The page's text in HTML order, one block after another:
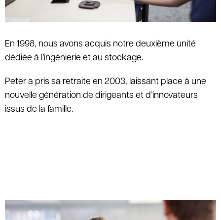
En 1998, nous avons acquis notre deuxième unité
dédiée à l’ingénierie et au stockage.
Peter a pris sa retraite en 2003, laissant place à une
nouvelle génération de dirigeants et d’innovateurs
issus de la famille.